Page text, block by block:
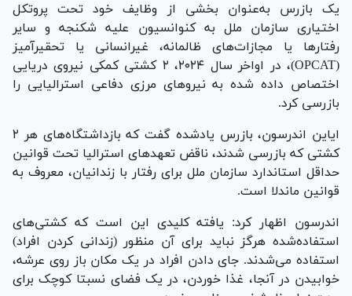
یک بازرس به‌عنوان بخشی از وظایف خود تحت پروتکل
اختیاری سازمان ملل به کنوانسیون علیه شکنجه و سایر
رفتار‌ها یا مجازات‌های ظالمانه، غیرانسانی یا تحقیرآمیز
(OPCAT)، در اواخر سال ۲۰۲۴، ۲ کشتی کمکی نیروی دریایی
اختصاص داده شده به نیرو‌های مرزی دفاعی استرالیایی را
بازرسی کرد.
ایاین اندرسون، بازرس یادشده گفت که بازداشتگاه‌های هر ۲
کشتی که بازرسی شدند، ناقض تعهد‌های استرالیا تحت قوانین
حداقل استاندارد سازمان ملل برای رفتار با زندانیان، معروف به
قوانین ماندلا است.
اندرسون اظهار کرد: یافته کلیدی این است که کشتی‌های
استفاده‌شده هرگز نباید برای آن منظور (زندانی کردن افراد)
استفاده می‌شدند. جای دادن افراد در یک مکان باز روی عرشه،
خوابیدن در آنجا، غذا خوردن، در یک فضای نسبتا کوچک برای